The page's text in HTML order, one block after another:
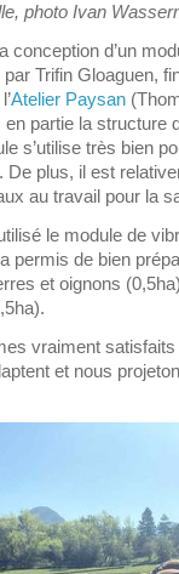
photo Ivan
conception d’un
Trifin Gloaguen,
Atelier Paysan
en partie la structure
s’utilise très bien
De plus, il est
au travail pour la
le module de
permis de bien
et oignons
vraiment
et nous